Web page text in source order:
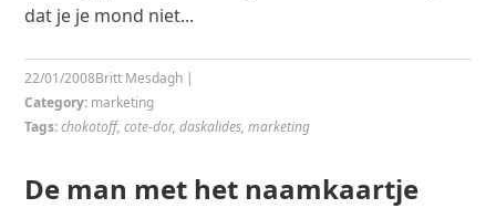
dat je je mond niet...
Britt Mesdagh |
22/01/2008
Category: marketing
Tags:chokotoff,cote-dor,daskalides,marketing
De man met het naamkaartje